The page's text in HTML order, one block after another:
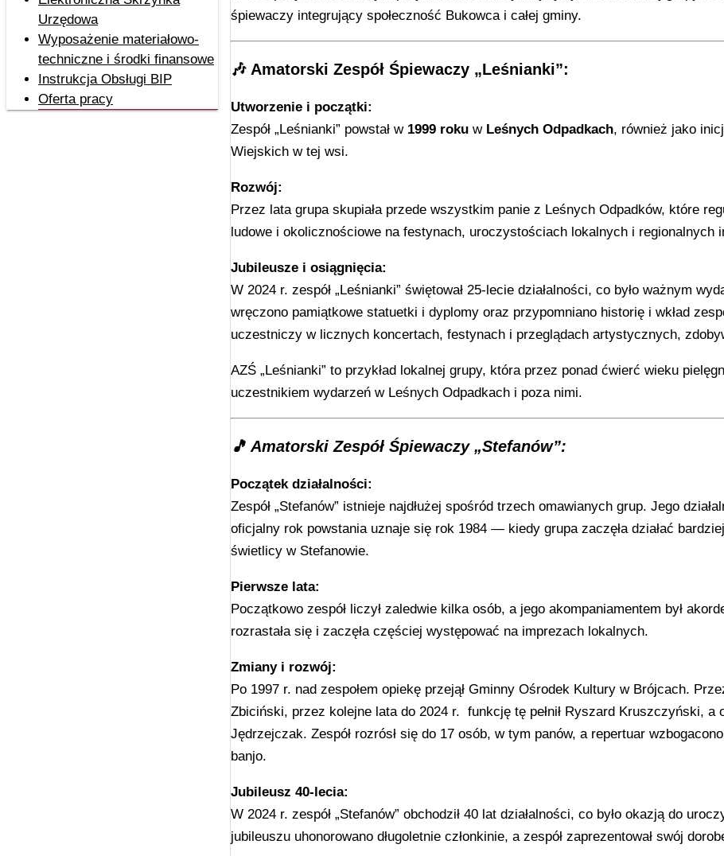
Urzędowa
Wyposażenie materiałowo-
techniczne i środki finansowe
Instrukcja Obsługi BIP
Oferta pracy
śpiewaczy integrujący społeczność Bukowca i całej gminy.
🎶 Amatorski Zespół Śpiewaczy „Leśnianki”:
Utworzenie i początki:
Zespół „Leśnianki” powstał w 1999 rokuw Leśnych Odpadkach, również jako
Wiejskich w tej wsi.
Rozwój:
Przez lata grupa skupiała przede wszystkim panie z Leśnych Odpadków, które
ludowe i okolicznościowe na festynach, uroczystościach lokalnych i regionalnych
Jubileusze i osiągnięcia:
W 2024 r. zespół „Leśnianki” świętował 25-lecie działalności, co było ważnym
wręczono pamiątkowe statuetki i dyplomy oraz przypomniano historię i wkład
uczestniczy w licznych koncertach, festynach i przeglądach artystycznych,
AZŚ „Leśnianki” to przykład lokalnej grupy, która przez ponad ćwierć wieku
uczestnikiem wydarzeń w Leśnych Odpadkach i poza nimi.
🎵 Amatorski Zespół Śpiewaczy „Stefanów”:
Początek działalności:
Zespół „Stefanów” istnieje najdłużej spośród trzech omawianych grup. Jego
oficjalny rok powstania uznaje się rok 1984 — kiedy grupa zaczęła działać
świetlicy w Stefanowie.
Pierwsze lata:
Początkowo zespół liczył zaledwie kilka osób, a jego akompaniamentem był
rozrastała się i zaczęła częściej występować na imprezach lokalnych.
Zmiany i rozwój:
Po 1997 r. nad zespołem opiekę przejął Gminny Ośrodek Kultury w Brójcach.
Zbiciński, przez kolejne lata do 2024 r. funkcję tę pełnił Ryszard Kruszczyński, a
Jędrzejczak. Zespół rozrósł się do 17 osób, w tym panów, a repertuar
banjo.
Jubileusz 40‑lecia:
W 2024 r. zespół „Stefanów” obchodził 40 lat działalności, co było okazją do
jubileuszu uhonorowano długoletnie członkinie, a zespół zaprezentował swój